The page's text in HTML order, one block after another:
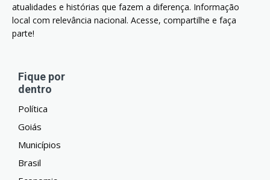
atualidades e histórias que fazem a diferença. Informação
local com relevância nacional. Acesse, compartilhe e faça
parte!
Fique por
dentro
Política
Goiás
Municípios
Brasil